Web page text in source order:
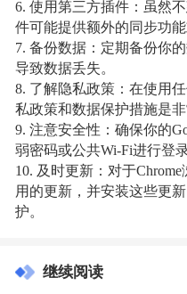
6. 使用第三方插件：虽然
件可能提供额外的同步功
7. 备份数据：定期备份你
导致数据丢失。
8. 了解隐私政策：在使用
私政策和数据保护措施是非
9. 注意安全性：确保你的
弱密码或公共Wi-Fi进行登录
10. 及时更新：对于
用的更新，并安装这些更
护。
继续阅读